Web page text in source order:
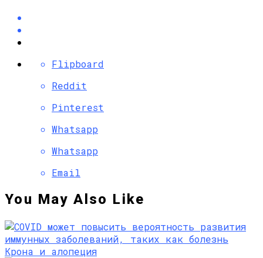
Flipboard
Reddit
Pinterest
Whatsapp
Whatsapp
Email
You May Also Like